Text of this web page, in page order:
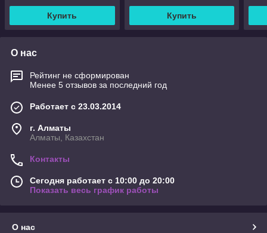
Купить Купить
О нас
Рейтинг не сформирован
Менее 5 отзывов за последний год
Работает с 23.03.2014
г. Алматы
Алматы, Казахстан
Контакты
Сегодня работает с 10:00 до 20:00
Показать весь график работы
О нас